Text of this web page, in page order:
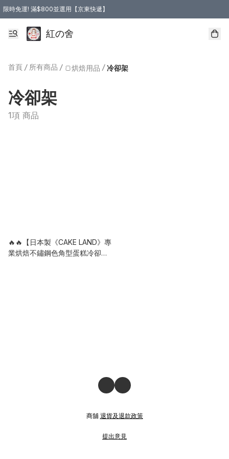
限時免運! 滿$800並選用【京東快遞】
紅の舍
首頁 / 所有商品 / 🍞烘焙用品 / 冷卻架
冷卻架
1項 商品
🔥🔥【日本製《CAKE LAND》專
業烘焙不鏽鋼色角型蛋糕冷卻
商舖 退貨及退款政策
提出意見